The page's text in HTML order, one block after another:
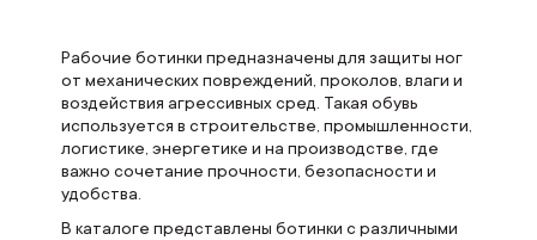
Рабочие ботинки предназначены для защиты ног
от механических повреждений, проколов, влаги и
воздействия агрессивных сред. Такая обувь
используется в строительстве, промышленности,
логистике, энергетике и на производстве, где
важно сочетание прочности, безопасности и
удобства.
В каталоге представлены ботинки с различными